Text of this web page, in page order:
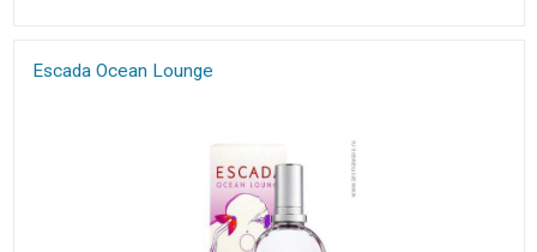
Escada Ocean Lounge